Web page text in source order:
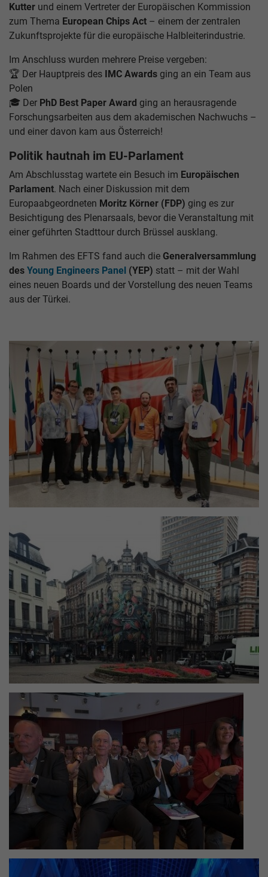
Kutter und einem Vertreter der Europäischen Kommission
zum Thema European Chips Act – einem der zentralen
Zukunftsprojekte für die europäische Halbleiterindustrie.
Im Anschluss wurden mehrere Preise vergeben:
🏆 Der Hauptpreis des IMC Awards ging an ein Team aus
Polen
🎓 Der PhD Best Paper Award ging an herausragende
Forschungsarbeiten aus dem akademischen Nachwuchs –
und einer davon kam aus Österreich!
Politik hautnah im EU-Parlament
Am Abschlusstag wartete ein Besuch im Europäischen
Parlament. Nach einer Diskussion mit dem
Europaabgeordneten Moritz Körner (FDP) ging es zur
Besichtigung des Plenarsaals, bevor die Veranstaltung mit
einer geführten Stadttour durch Brüssel ausklang.
Im Rahmen des EFTS fand auch die Generalversammlung
des Young Engineers Panel (YEP) statt – mit der Wahl
eines neuen Boards und der Vorstellung des neuen Teams
aus der Türkei.